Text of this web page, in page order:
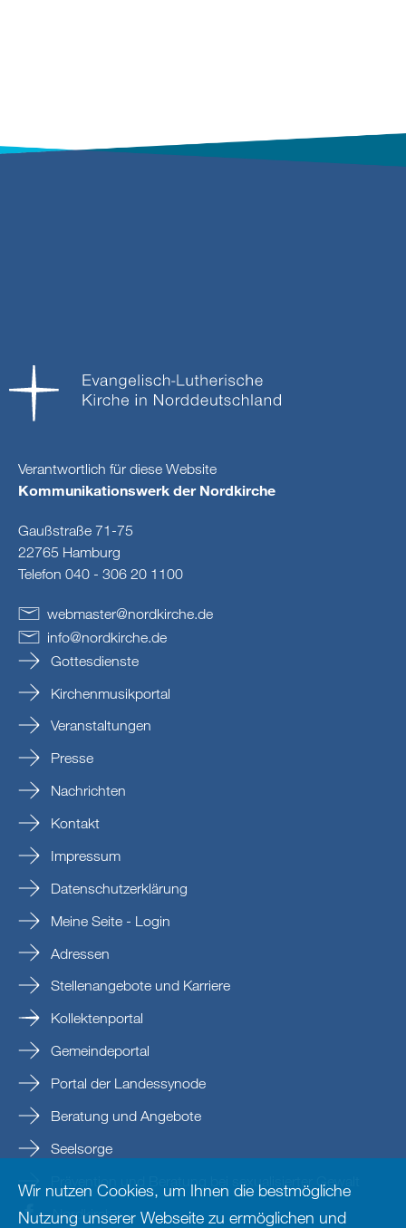
Verantwortlich für diese Website
Kommunikationswerk der Nordkirche
Gaußstraße 71-75
22765 Hamburg
Telefon 040 - 306 20 1100
webmaster@nordkirche.de
info@nordkirche.de
Gottesdienste
Kirchenmusikportal
Veranstaltungen
Presse
Nachrichten
Kontakt
Impressum
Datenschutzerklärung
Meine Seite - Login
Adressen
Stellenangebote und Karriere
Kollektenportal
Gemeindeportal
Portal der Landessynode
Beratung und Angebote
Seelsorge
Prävention und Beratung bei sexualisierter Gewalt
Nordkirche
Wir nutzen Cookies, um Ihnen die bestmögliche
Nutzung unserer Webseite zu ermöglichen und